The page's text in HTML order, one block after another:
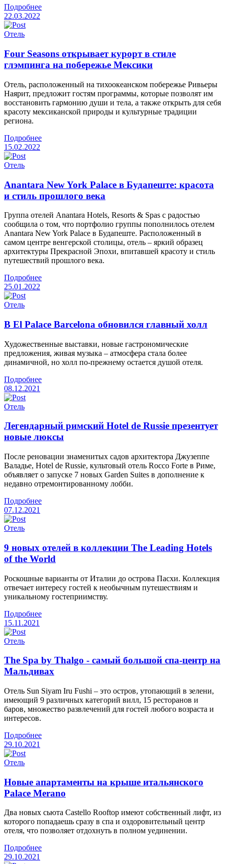
Подробнее
22.03.2022
Отель
Four Seasons открывает курорт в стиле
глэмпинга на побережье Мексики
Отель, расположенный на тихоокеанском побережье Ривьеры
Наярит, предложит гостям программы, которые позволят им
восстановить гармонию души и тела, а также открыть для себя
красоту мексиканской природы и культурные традиции
региона.
Подробнее
15.02.2022
Отель
Anantara New York Palace в Будапеште: красота
и стиль прошлого века
Группа отелей Anantara Hotels, Resorts & Spas с радостью
сообщила о том, что портфолио группы пополнилось отелем
Anantara New York Palace в Будапеште. Расположенный в
самом центре венгерской столицы, отель – яркий образец
архитектуры Прекрасной Эпохи, впитавшей красоту и стиль
путешествий прошлого века.
Подробнее
25.01.2022
Отель
В El Palace Barcelona обновился главный холл
Художественные выставки, новые гастрономические
предложения, живая музыка – атмосфера стала более
динамичной, но холл по-прежнему остается душой отеля.
Подробнее
08.12.2021
Отель
Легендарный римский Hotel de Russie презентует
новые люксы
После реновации знаменитых садов архитектора Джузеппе
Валадье, Hotel de Russie, культовый отель Rocco Forte в Риме,
объявляет о запуске 7 новых Garden Suites в дополнение к
недавно отремонтированному лобби.
Подробнее
07.12.2021
Отель
9 новых отелей в коллекции The Leading Hotels
of the World
Роскошные варианты от Италии до острова Пасхи. Коллекция
отвечает интересу гостей к необычным путешествиям и
уникальному гостеприимству.
Подробнее
15.11.2021
Отель
The Spa by Thalgo - самый большой спа-центр на
Мальдивах
Отель Sun Siyam Iru Fushi – это остров, утопающий в зелени,
имеющий 9 различных категорий вилл, 15 ресторанов и
баров, множество развлечений для гостей любого возраста и
интересов.
Подробнее
29.10.2021
Отель
Новые апартаменты на крыше итальянского
Palace Merano
Два новых сьюта Castello Rooftop имеют собственный лифт, из
которого попадаешь сразу в спа и оздоровительный центр
отеля, что позволяет отдохнуть в полном уединении.
Подробнее
29.10.2021